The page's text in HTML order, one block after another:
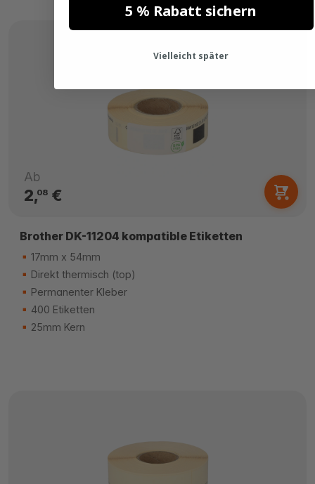
Ab
2,08€
Brother DK-11204 kompatible Etiketten
17mm x 54mm
Direkt thermisch (top)
Permanenter Kleber
400 Etiketten
25mm Kern
5 % Rabatt sichern
Vielleicht später